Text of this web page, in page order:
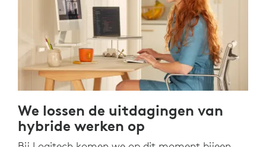
We lossen de uitdagingen van
hybride werken op